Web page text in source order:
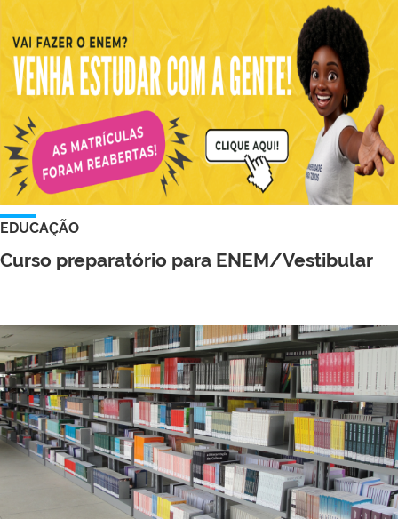
EDUCAÇÃO
Curso preparatório para ENEM/Vestibular